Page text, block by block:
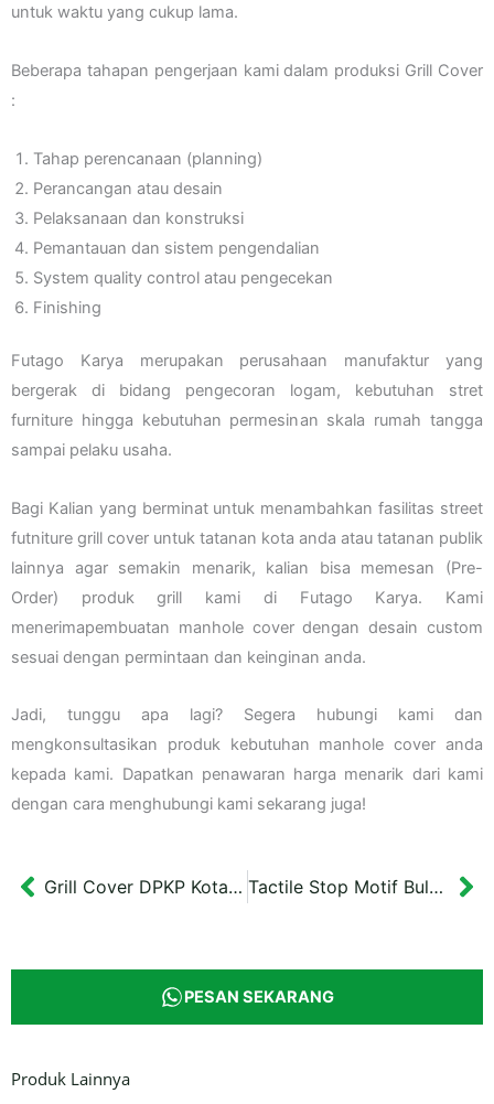
untuk waktu yang cukup lama.
Beberapa tahapan pengerjaan kami dalam produksi Grill Cover
:
Tahap perencanaan (planning)
Perancangan atau desain
Pelaksanaan dan konstruksi
Pemantauan dan sistem pengendalian
System quality control atau pengecekan
Finishing
Futago Karya merupakan perusahaan manufaktur yang
bergerak di bidang pengecoran logam, kebutuhan stret
furniture hingga kebutuhan permesinan skala rumah tangga
sampai pelaku usaha.
Bagi Kalian yang berminat untuk menambahkan fasilitas street
futniture grill cover untuk tatanan kota anda atau tatanan publik
lainnya agar semakin menarik, kalian bisa memesan (Pre-
Order) produk grill kami di Futago Karya. Kami
menerimapembuatan manhole cover dengan desain custom
sesuai dengan permintaan dan keinginan anda.
Jadi, tunggu apa lagi? Segera hubungi kami dan
mengkonsultasikan produk kebutuhan manhole cover anda
kepada kami. Dapatkan penawaran harga menarik dari kami
dengan cara menghubungi kami sekarang juga!
Prev Grill Cover DPKP Kota Magelang Tactile Stop Motif Bulat Alur Kuning Timbul Bahan Ubin Precast
PESAN SEKARANG
Produk Lainnya